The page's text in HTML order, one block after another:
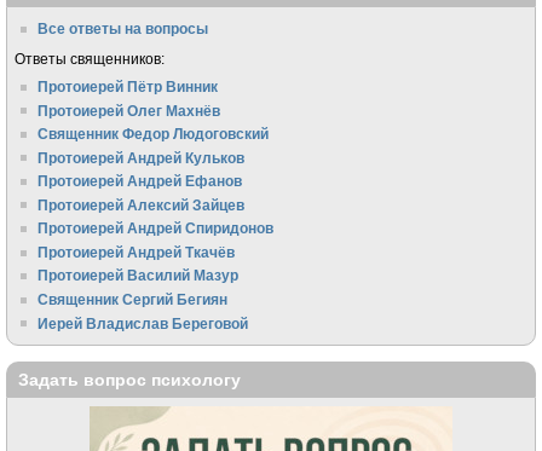
Все ответы на вопросы
Ответы священников:
Протоиерей Пётр Винник
Протоиерей Олег Махнёв
Священник Федор Людоговский
Протоиерей Андрей Кульков
Протоиерей Андрей Ефанов
Протоиерей Алексий Зайцев
Протоиерей Андрей Спиридонов
Протоиерей Андрей Ткачёв
Протоиерей Василий Мазур
Священник Сергий Бегиян
Иерей Владислав Береговой
Задать вопрос психологу